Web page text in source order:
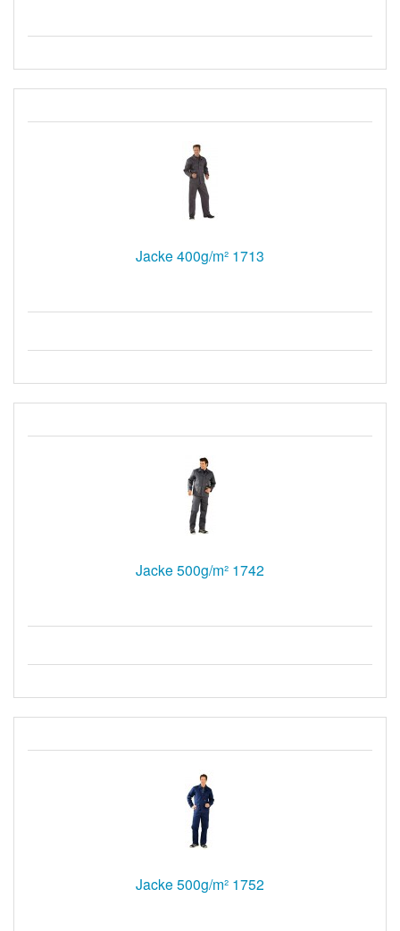
Jacke 400g/m² 1713
Jacke 500g/m² 1742
Jacke 500g/m² 1752